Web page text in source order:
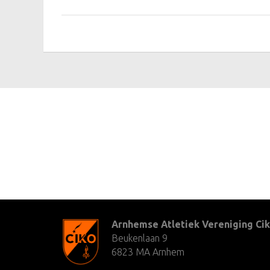
Arnhemse Atletiek Vereniging
Beukenlaan 9
6823 MA Arnhem